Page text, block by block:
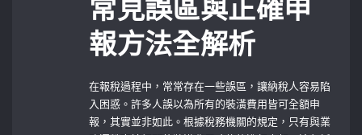
常見誤區與正確申
報方法全解析
在報稅過程中，常常存在一些誤區，讓納稅人容易陷
入困惑。許多人誤以為所有的裝潢費用皆可全額申
報，其實並非如此。根據稅務機關的規定，只有與業